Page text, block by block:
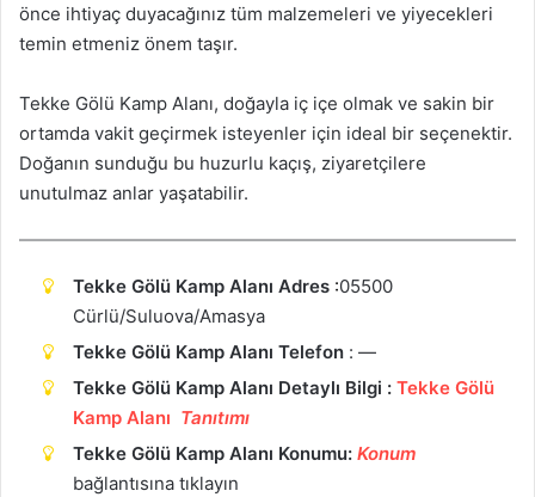
önce ihtiyaç duyacağınız tüm malzemeleri ve yiyecekleri
temin etmeniz önem taşır.
Tekke Gölü Kamp Alanı, doğayla iç içe olmak ve sakin bir
ortamda vakit geçirmek isteyenler için ideal bir seçenektir.
Doğanın sunduğu bu huzurlu kaçış, ziyaretçilere
unutulmaz anlar yaşatabilir.
Tekke Gölü Kamp Alanı Adres :05500
Cürlü/Suluova/Amasya
Tekke Gölü Kamp Alanı Telefon : —
Tekke Gölü Kamp Alanı Detaylı Bilgi : Tekke Gölü
Kamp Alanı Tanıtımı
Tekke Gölü Kamp Alanı Konumu: Konum
bağlantısına tıklayın